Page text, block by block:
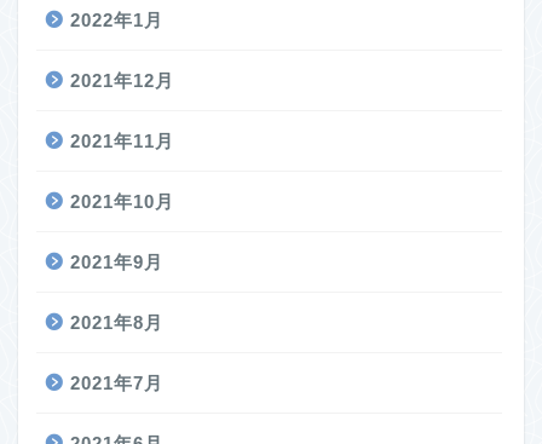
2022年1月
2021年12月
2021年11月
2021年10月
2021年9月
2021年8月
2021年7月